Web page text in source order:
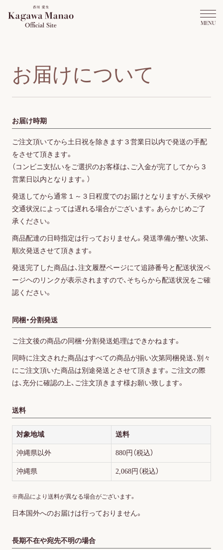
ログイン
お届けについて
お届け時期
ご注文頂いてから土日祝を除きます３営業日以内で発送の手配
をさせて頂きます。
（コンビニ支払いをご選択のお客様は、ご入金が完了してから３
営業日以内となります。）
発送してから通常１～３日程度でのお届けとなりますが、天候や
交通状況によっては遅れる場合がございます。あらかじめご了
承ください。
商品配達の日時指定は行っておりません。発送準備が整い次第、
順次発送させて頂きます。
発送完了した商品は、注文履歴ページにて追跡番号と配送状況ペ
ージヘのリンクが表示されますので、そちらから配送状況をご確
認ください。
同梱・分割発送
ご注文後の商品の同梱・分割発送処理はできかねます。
同時に注文された商品はすべての商品が揃い次第同梱発送、別々
にご注文頂いた商品は別途発送とさせて頂きます。ご注文の際
は、充分に確認の上、ご注文頂きます様お願い致します。
送料
対象地域 送料
沖縄県以外 880円（税込）
沖縄県 2,068円（税込）
※商品により送料が異なる場合がございます。
日本国外へのお届けは行っておりません。
長期不在や宛先不明の場合